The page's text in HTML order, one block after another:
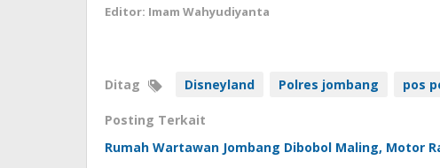
Editor: Imam Wahyudiyanta
Ditag Disneyland Polres jombang pos
Posting Terkait
Rumah Wartawan Jombang Dibobol Maling, Motor